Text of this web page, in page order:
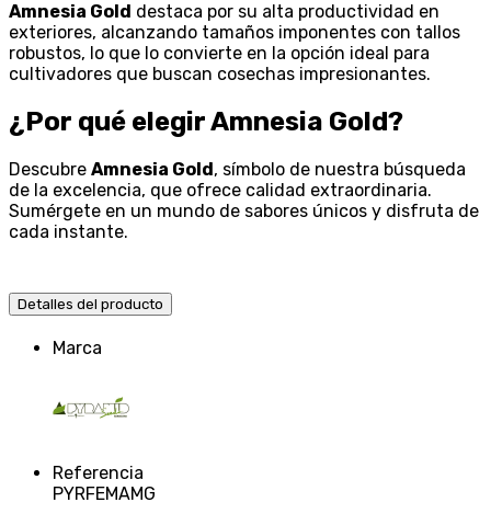
Amnesia Gold destaca por su alta productividad en
exteriores, alcanzando tamaños imponentes con tallos
robustos, lo que lo convierte en la opción ideal para
cultivadores que buscan cosechas impresionantes.
¿Por qué elegir Amnesia Gold?
Descubre Amnesia Gold, símbolo de nuestra búsqueda
de la excelencia, que ofrece calidad extraordinaria.
Sumérgete en un mundo de sabores únicos y disfruta de
cada instante.
Detalles del producto
Marca
Referencia
PYRFEMAMG